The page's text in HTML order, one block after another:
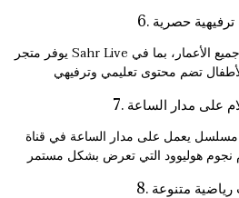
ترفيهية حصرية
يوفر متجر Sahr Live باقات ترفيهية حصرية تناسب جميع الأعمار، بما في
على مدار الساعة
تمتع بمشاهدة أكثر من 300 مسلسل يعمل على مدار الساعة في قناة
رياضية متنوعة